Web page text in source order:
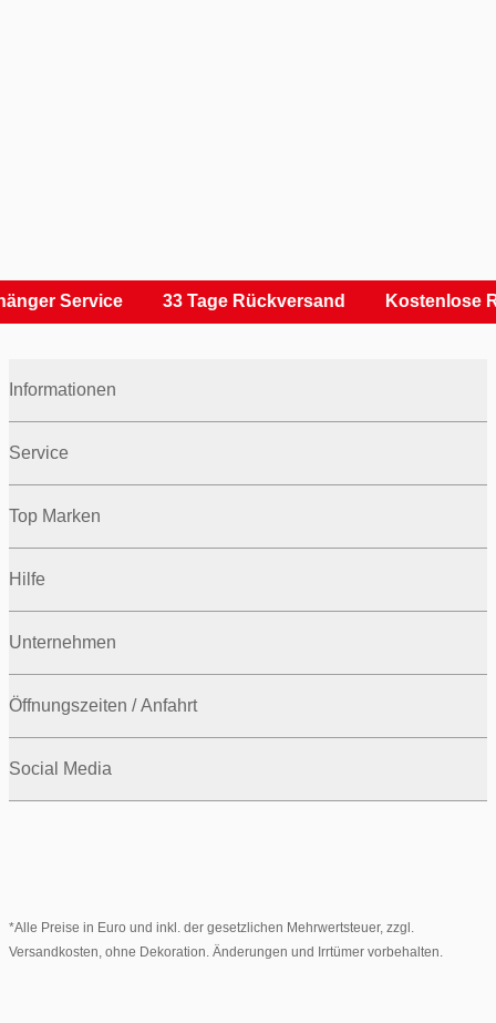
Service 33 Tage Rückversand Kostenlose
Informationen
Service
Top Marken
Hilfe
Unternehmen
Öffnungszeiten / Anfahrt
Social Media
*Alle Preise in Euro und inkl. der gesetzlichen Mehrwertsteuer, zzgl.
Versandkosten, ohne Dekoration. Änderungen und Irrtümer vorbehalten.